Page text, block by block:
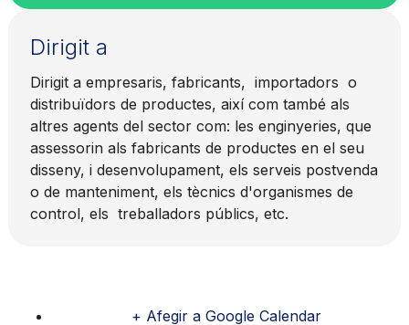
Dirigit a
Dirigit a empresaris, fabricants, importadors o
distribuïdors de productes, així com també als
altres agents del sector com: les enginyeries, que
assessorin als fabricants de productes en el seu
disseny, i desenvolupament, els serveis postvenda
o de manteniment, els tècnics d'organismes de
control, els treballadors públics, etc.
+ Afegir a Google Calendar